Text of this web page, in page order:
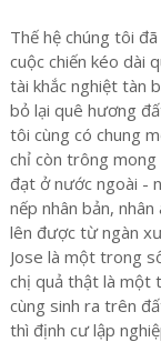
Thế hệ chúng tôi
cuộc chiến kéo dài
tài khắc nghiệt tàn
bỏ lại quê hương
tôi cùng có chung
chỉ còn trông mong
đạt ở nước ngoài -
nếp nhân bản,
lên được từ ngàn
Jose là một trong
chị quả thật là một
cùng sinh ra trên
thì định cư lập